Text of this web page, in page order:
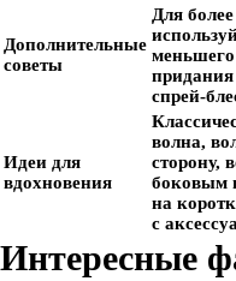
Дополнительные
советы
Для
придания
спрей-
Идеи для
вдохновения
волна,
сторону,
боковым
на
с
Интересные